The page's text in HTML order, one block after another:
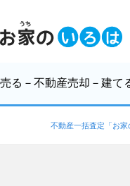
売る －不動産売却－ 建て
不動産一括査定「お家